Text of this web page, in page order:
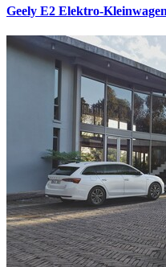
Geely E2 Elektro-